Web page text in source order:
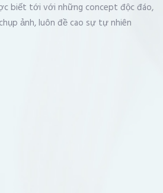
biết tới với những concept độc đáo,
ảnh, luôn đề cao sự tự nhiên